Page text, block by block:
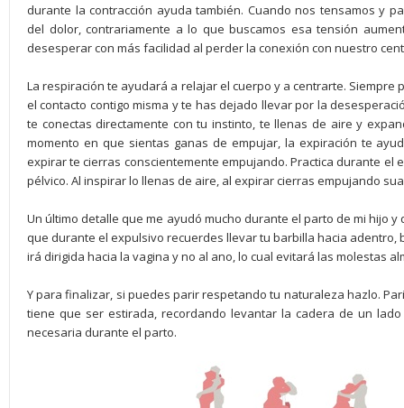
durante la contracción ayuda también. Cuando nos tensamos y
del dolor, contrariamente a lo que buscamos esa tensión
desesperar con más facilidad al perder la conexión con nuestro
La respiración te ayudará a relajar el cuerpo y a centrarte.
el contacto contigo misma y te has dejado llevar por la
te conectas directamente con tu instinto, te llenas de aire y
momento en que sientas ganas de empujar, la expiración te
expirar te cierras conscientemente empujando. Practica durante el
pélvico. Al inspirar lo llenas de aire, al expirar cierras empujando
Un último detalle que me ayudó mucho durante el parto de mi hijo
que durante el expulsivo recuerdes llevar tu barbilla hacia adentro,
irá dirigida hacia la vagina y no al ano, lo cual evitará las molestas
Y para finalizar, si puedes parir respetando tu naturaleza hazlo.
tiene que ser estirada, recordando levantar la cadera de un
necesaria durante el parto.